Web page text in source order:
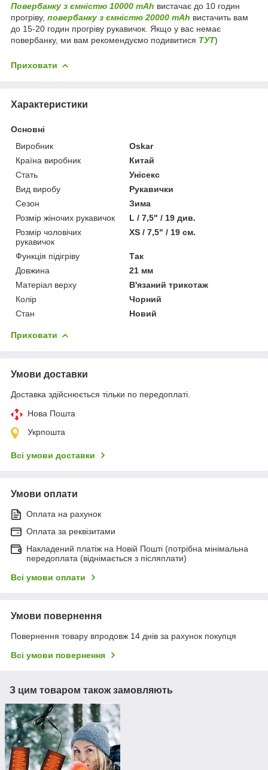
Повербанку з ємністю 10000 mAh вистачає до 10 годин
прогріву, повербанку з ємністю 20000 mAh вистачить вам
до 15-20 годин прогріву рукавичок. Якщо у вас немає
повербанку, ми вам рекомендуємо подивитися ТУТ)
Приховати
Характеристики
Основні
Виробник
Oskar
Країна виробник
Китай
Стать
Унісекс
Вид виробу
Рукавички
Сезон
Зима
Розмір жіночих рукавичок
L / 7,5" / 19 див.
Розмір чоловічих
рукавичок
XS / 7,5" / 19 см.
Функція підігріву
Так
Довжина
21 мм
Матеріал верху
В'язаний трикотаж
Колір
Чорний
Стан
Новий
Приховати
Умови доставки
Доставка здійснюється тільки по передоплаті.
Нова Пошта
Укрпошта
Всі умови доставки
Умови оплати
Оплата на рахунок
Оплата за реквізитами
Накладений платіж на Новій Пошті (потрібна мінімальна
передоплата (віднімається з післяплати)
Всі умови оплати
Умови повернення
Повернення товару впродовж 14 днів за рахунок покупця
Всі умови повернення
З цим товаром також замовляють